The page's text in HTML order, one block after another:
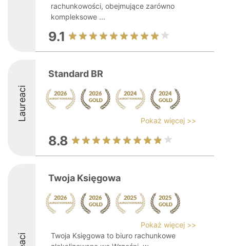
rachunkowości, obejmujące zarówno
kompleksowe ...
9.1
Laureaci
Standard BR
Pokaż więcej >>
8.8
Twoja Księgowa
Pokaż więcej >>
Twoja Księgowa to biuro rachunkowe